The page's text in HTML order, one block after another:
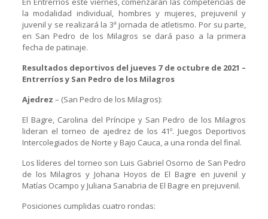
la modalidad individual, hombres y mujeres, prejuvenil y
juvenil y se realizará la 3ª jornada de atletismo. Por su parte,
en San Pedro de los Milagros se dará paso a la primera
fecha de patinaje.
Resultados deportivos del jueves 7 de octubre de 2021 –
Entrerríos y San Pedro de los Milagros
Ajedrez – (San Pedro de los Milagros):
El Bagre, Carolina del Príncipe y San Pedro de los Milagros
lideran el torneo de ajedrez de los 41º. Juegos Deportivos
Intercolegiados de Norte y Bajo Cauca, a una ronda del final.
Los líderes del torneo son Luis Gabriel Osorno de San Pedro
de los Milagros y Johana Hoyos de El Bagre en juvenil y
Matías Ocampo y Juliana Sanabria de El Bagre en prejuvenil.
Posiciones cumplidas cuatro rondas: